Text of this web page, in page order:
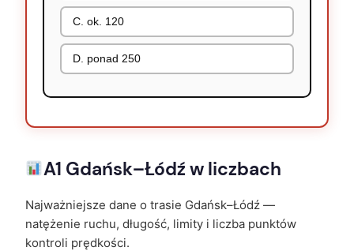
C. ok. 120
D. ponad 250
A1 Gdańsk–Łódź w liczbach
Najważniejsze dane o trasie Gdańsk–Łódź —
natężenie ruchu, długość, limity i liczba punktów
kontroli prędkości.